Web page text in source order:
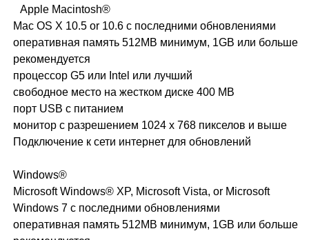
Apple Macintosh®
Mac OS X 10.5 or 10.6 с последними обновлениями
оперативная память 512MB минимум, 1GB или больше
рекомендуется
процессор G5 или Intel или лучший
свободное место на жестком диске 400 MB
порт USB с питанием
монитор с разрешением 1024 x 768 пикселов и выше
Подключение к сети интернет для обновлений
Windows®
Microsoft Windows® XP, Microsoft Vista, or Microsoft
Windows 7 с последними обновлениями
оперативная память 512MB минимум, 1GB или больше